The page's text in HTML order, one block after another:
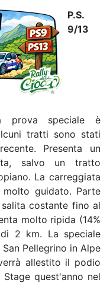
P.S.
9/13
prova speciale è
tratti sono stati
Presenta un
salvo un tratto
La carreggiata
molto guidato. Parte
costante fino al
molto ripida (14%
2 km. La speciale
Pellegrino in Alpe
allestito il podio
Stage quest'anno nel